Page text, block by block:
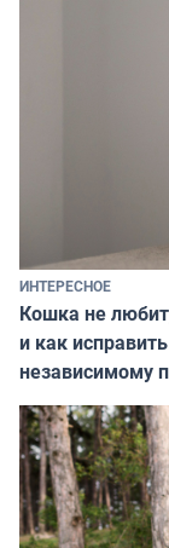
ИНТЕРЕСНОЕ
Кошка не
и как
независимому